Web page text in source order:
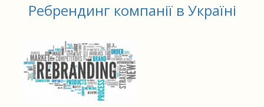
Ребрендинг компанії в Україні